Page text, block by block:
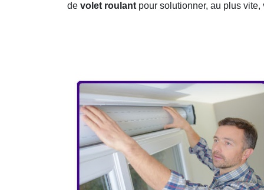
de volet roulant pour solutionner, au plus